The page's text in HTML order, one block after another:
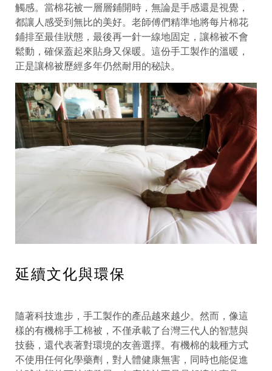
觸感。當棉花被一層層鋪開時，無論是手感還是視覺，
都讓人感受到無比的美好。老師傅們精準地將每片棉花
鋪排至最佳狀態，最後再一針一線地固定，讓棉被不會
鬆動，確保蓋起來貼身又保暖。這份手工製作的溫暖，
正是讓棉被歷經多年仍然耐用的秘訣。
延續文化與環保
隨著科技進步，手工製作的產品越來越少。然而，像這
樣的有機棉手工棉被，不僅承載了台灣三代人的智慧與
技藝，還代表著對環境的友善選擇。有機棉的栽種方式
不使用任何化學藥劑，對人體健康無害，同時也能促進